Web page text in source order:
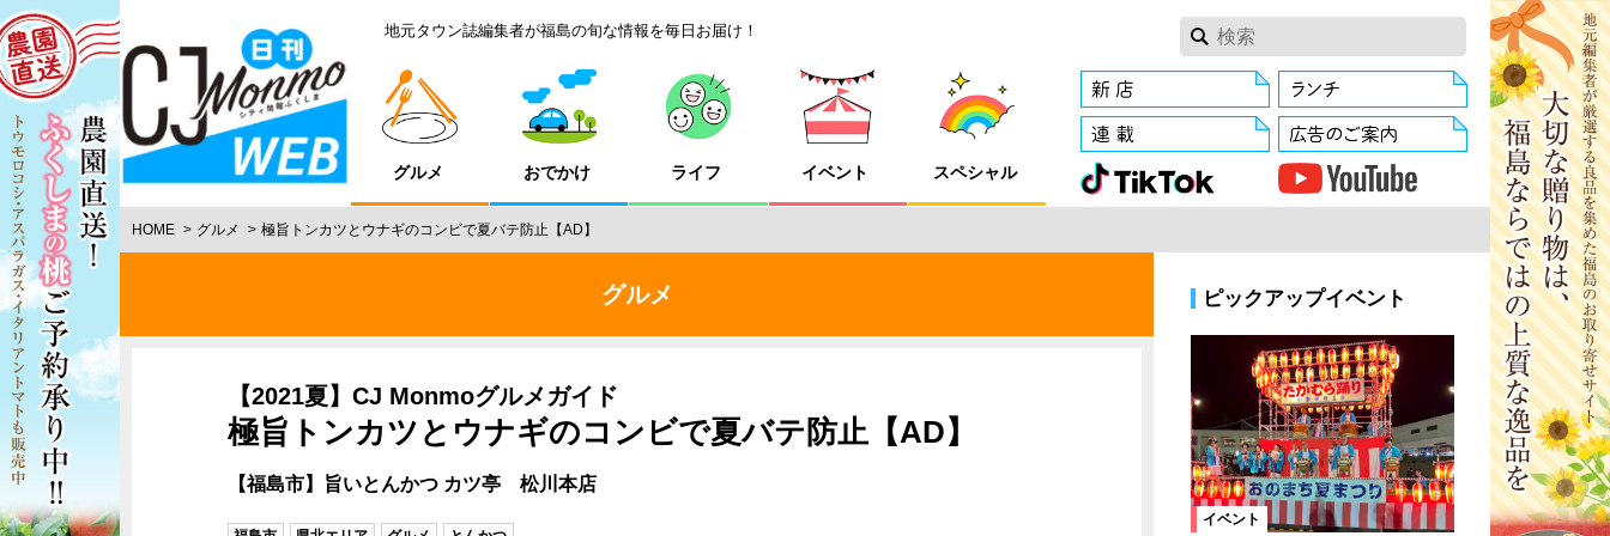
地元タウン誌編集者が福島の旬な情報を毎日お届け！
グルメ おでかけ ライフ イベント スペシャル
HOME グルメ 極旨トンカツとウナギのコンビで夏バテ防止【AD】
グルメ
【2021夏】CJ Monmoグルメガイド
極旨トンカツとウナギのコンビで夏バテ防止【AD】
【福島市】旨いとんかつ カツ亭 松川本店
ピックアップイベント
イベント